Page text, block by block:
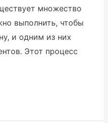
множество
выполнить, чтобы
и одним из них
Этот процесс